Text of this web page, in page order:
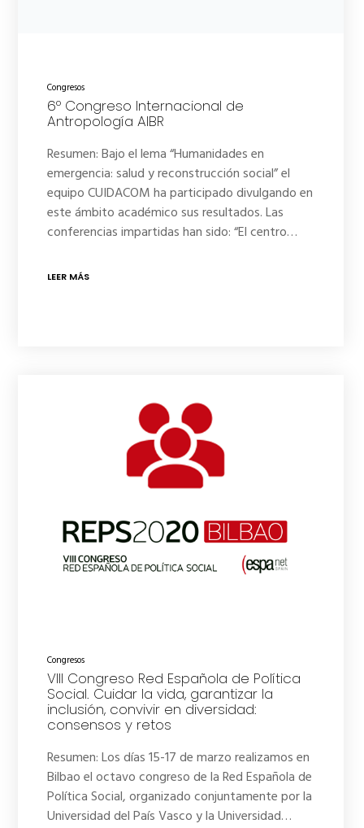
Congresos
6º Congreso Internacional de
Antropología AIBR
Resumen: Bajo el lema “Humanidades en
emergencia: salud y reconstrucción social” el
equipo CUIDACOM ha participado divulgando en
este ámbito académico sus resultados. Las
conferencias impartidas han sido: “El centro…
LEER MÁS
Congresos
VIII Congreso Red Española de Política
Social. Cuidar la vida, garantizar la
inclusión, convivir en diversidad:
consensos y retos
Resumen: Los días 15-17 de marzo realizamos en
Bilbao el octavo congreso de la Red Española de
Política Social, organizado conjuntamente por la
Universidad del País Vasco y la Universidad…